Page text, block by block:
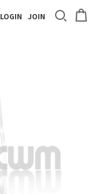
LOGIN JOIN